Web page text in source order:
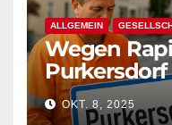
ALLGEMEIN
Wegen
West“
OKT. 8, 2025